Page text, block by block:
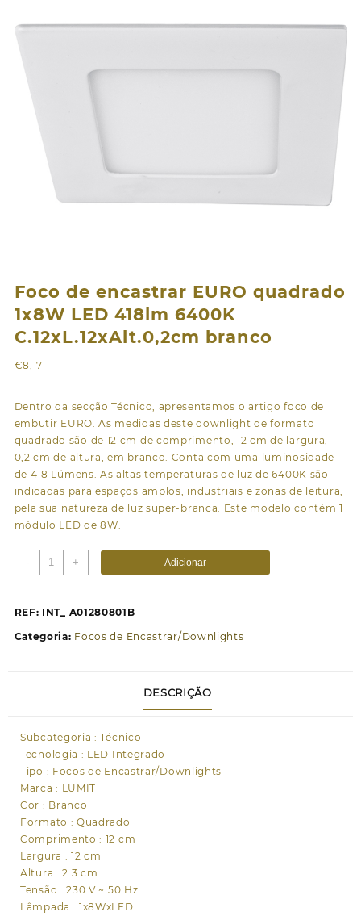
Foco de encastrar EURO quadrado
1x8W LED 418lm 6400K
C.12xL.12xAlt.0,2cm branco
€8,17
Dentro da secção Técnico, apresentamos o artigo foco de
embutir EURO. As medidas deste downlight de formato
quadrado são de 12 cm de comprimento, 12 cm de largura,
0,2 cm de altura, em branco. Conta com uma luminosidade
de 418 Lúmens. As altas temperaturas de luz de 6400K são
indicadas para espaços amplos, industriais e zonas de leitura,
pela sua natureza de luz super-branca. Este modelo contém 1
módulo LED de 8W.
-
Quantidade
de
de
EURO
C.12xL.12xAlt.0,2cm
branco
+ Adicionar
REF: INT_ A01280801B
Categoria: Focos de Encastrar/Downlights
DESCRIÇÃO
Subcategoria : Técnico
Tecnologia : LED Integrado
Tipo : Focos de Encastrar/Downlights
Marca : LUMIT
Cor : Branco
Formato : Quadrado
Comprimento : 12 cm
Largura : 12 cm
Altura : 2.3 cm
Tensão : 230 V ~ 50 Hz
Lâmpada : 1x8WxLED